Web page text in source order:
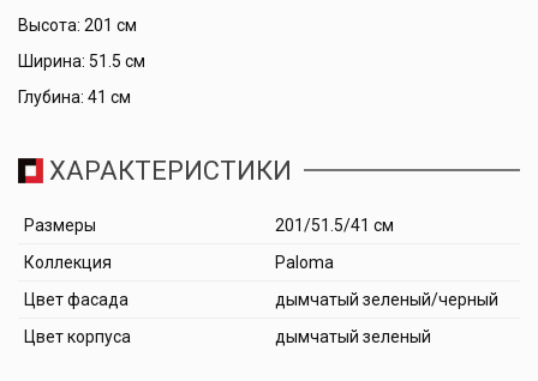
Высота: 201 см
Ширина: 51.5 см
Глубина: 41 см
ХАРАКТЕРИСТИКИ
Размеры
201/51.5/41 см
Коллекция
Paloma
Цвет фасада
дымчатый зеленый/черный
Цвет корпуса
дымчатый зеленый